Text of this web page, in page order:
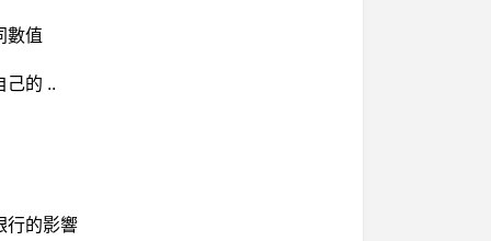
數值
己的 ..
行的影響